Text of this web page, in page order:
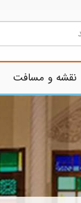
نقشه و مسافت